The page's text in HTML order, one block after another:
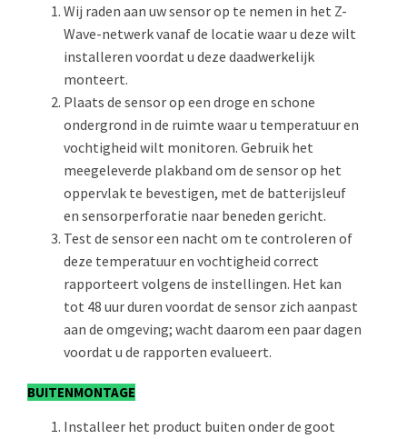
Wij raden aan uw sensor op te nemen in het Z-
Wave-netwerk vanaf de locatie waar u deze wilt
installeren voordat u deze daadwerkelijk
monteert.
Plaats de sensor op een droge en schone
ondergrond in de ruimte waar u temperatuur en
vochtigheid wilt monitoren. Gebruik het
meegeleverde plakband om de sensor op het
oppervlak te bevestigen, met de batterijsleuf
en sensorperforatie naar beneden gericht.
Test de sensor een nacht om te controleren of
deze temperatuur en vochtigheid correct
rapporteert volgens de instellingen. Het kan
tot 48 uur duren voordat de sensor zich aanpast
aan de omgeving; wacht daarom een paar dagen
voordat u de rapporten evalueert.
BUITENMONTAGE
Installeer het product buiten onder de goot